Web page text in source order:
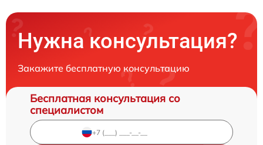
Нужна консультация?
Закажите бесплатную консультацию
Бесплатная консультация со
специалистом